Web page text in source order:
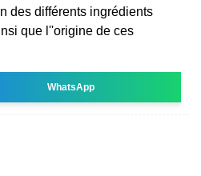
des différents ingrédients
que l''origine de ces
WhatsApp